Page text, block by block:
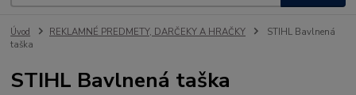
Úvod REKLAMNÉ PREDMETY, DARČEKY A HRAČKY
STIHL Bavlnená
taška
STIHL Bavlnená taška